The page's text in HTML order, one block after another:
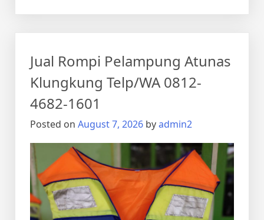
Klungkung
Telp/WA
0812-
4682-
1601
Jual Rompi Pelampung Atunas
Klungkung Telp/WA 0812-
4682-1601
Posted on August 7, 2026 byadmin2